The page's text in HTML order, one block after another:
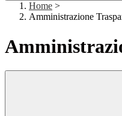
Home >
Amministrazione